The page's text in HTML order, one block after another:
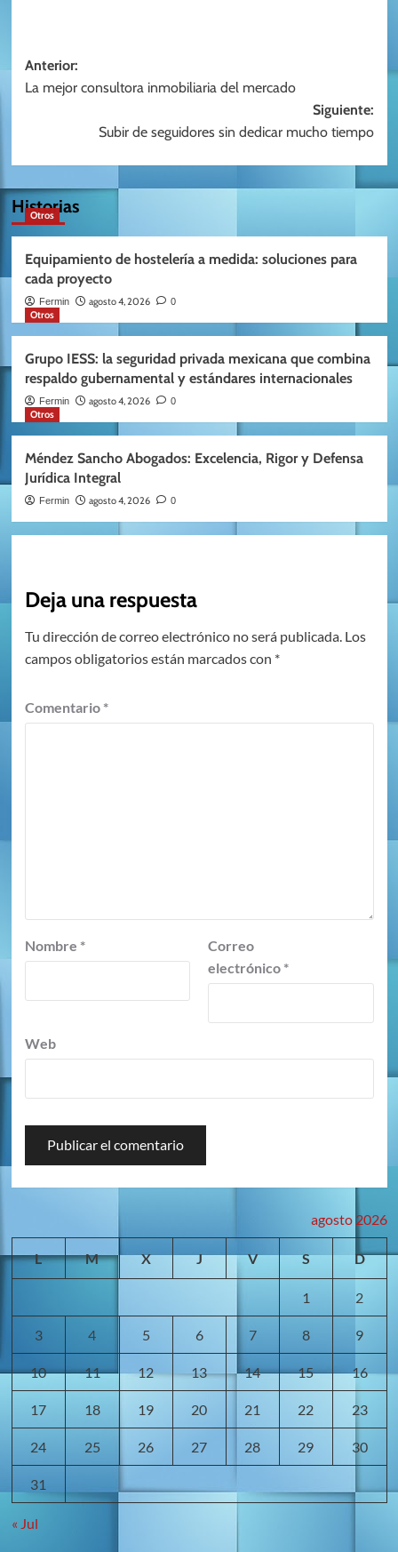
Navegación
de
entradas
Anterior:
La mejor consultora inmobiliaria del mercado
Siguiente:
Subir de seguidores sin dedicar mucho tiempo
Historias
Otros
Equipamiento de hostelería a medida: soluciones para
cada proyecto
Fermin agosto 4, 2026 0
Otros
Grupo IESS: la seguridad privada mexicana que combina
respaldo gubernamental y estándares internacionales
Fermin agosto 4, 2026 0
Otros
Méndez Sancho Abogados: Excelencia, Rigor y Defensa
Jurídica Integral
Fermin agosto 4, 2026 0
Deja una respuesta
Tu dirección de correo electrónico no será publicada. Los
campos obligatorios están marcados con *
Comentario *
Nombre *
Correo
electrónico *
Web
agosto 2026
L M X J V S D
1 2
3 4 5 6 7 8 9
10 11 12 13 14 15 16
17 18 19 20 21 22 23
24 25 26 27 28 29 30
31
« Jul